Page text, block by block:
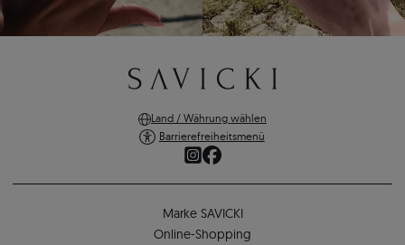
Land / Währung wählen
Barrierefreiheitsmenü
Marke SAVICKI
Online-Shopping